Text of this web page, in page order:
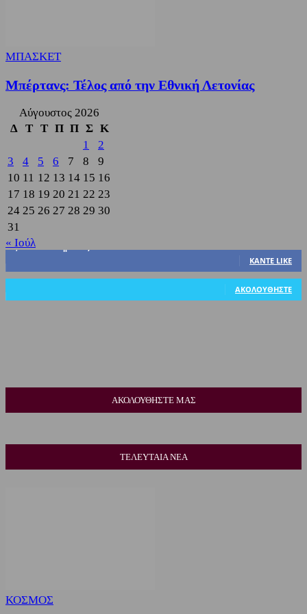
ΜΠΑΣΚΕΤ
Μπέρτανς: Τέλος από την Εθνική Λετονίας
Αύγουστος 2026
Δ
Τ Τ Π Π Σ Κ
1
2
3
4 5 6 7 8
9
10 11 12 13 14 15 16
17 18 19 20 21 22 23
24 25 26 27 28 29 30
31
« Ιούλ
3,822
ΚΆΝΤΕ LIKE
ΑΚΟΛΟΥΘΉΣΤΕ
ΑΚΟΛΟΥΘΗΣΤΕ ΜΑΣ
ΤΕΛΕΥΤΑΙΑ ΝΕΑ
ΚΟΣΜΟΣ